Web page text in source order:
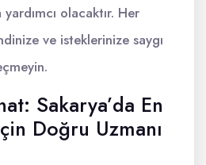
olacaktır. Her
ve isteklerinize saygı
Sakarya’da En
Doğru Uzmanı